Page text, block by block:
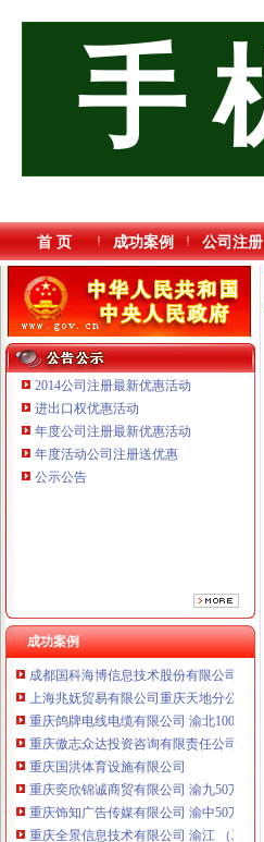
手
首 页 成功案例 公司注册
2014公司注册最新优惠活动
进出口权优惠活动
年度公司注册最新优惠活动
年度活动公司注册送优惠
公示公告
成功案例
重庆鸽牌电线电缆有限公司 渝北10010万
重庆傲志众达投资咨询有限责任公司 渝
重庆国洪体育设施有限公司
重庆奕欣锦诚商贸有限公司 渝九50万 （
重庆饰知广告传媒有限公司 渝中50万 （
重庆全景信息技术有限公司 渝江 （工商
重庆集氏科技有限公司 渝沙50万 （进出